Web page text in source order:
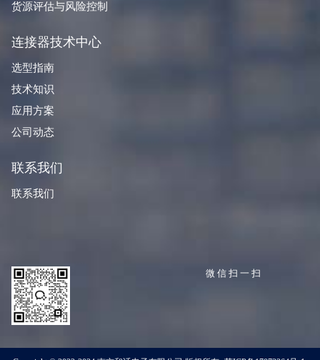
货源评估与风险控制
连接器技术中心
选型指南
技术知识
应用方案
公司动态
联系我们
联系我们
微信扫一扫